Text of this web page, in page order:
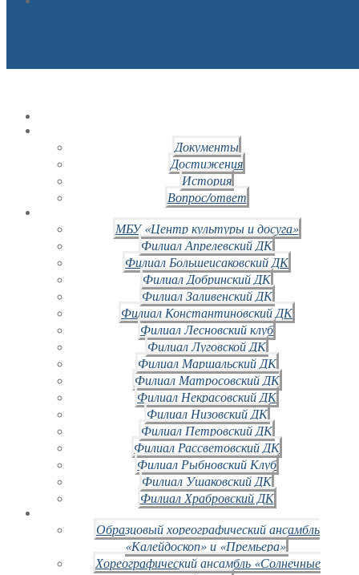
Документы
Достижения
История
Вопрос/ответ
МБУ «Центр культуры и досуга»
Филиал Апрелевский ДК
Филиал Большеисаковский ДК
Филиал Добринский ДК
Филиал Заливенский ДК
Филиал Константиновский ДК
Филиал Лесновский клуб
Филиал Луговской ДК
Филиал Маршальский ДК
Филиал Матросовский ДК
Филиал Некрасовский ДК
Филиал Низовский ДК
Филиал Петровский ДК
Филиал Рассветовский ДК
Филиал Рыбновский Клуб
Филиал Ушаковский ДК
Филиал Храбровский ДК
Образцовый хореографический ансамбль
«Калейдоскоп» и «Премьера»
Хореографический ансамбль «Солнечные